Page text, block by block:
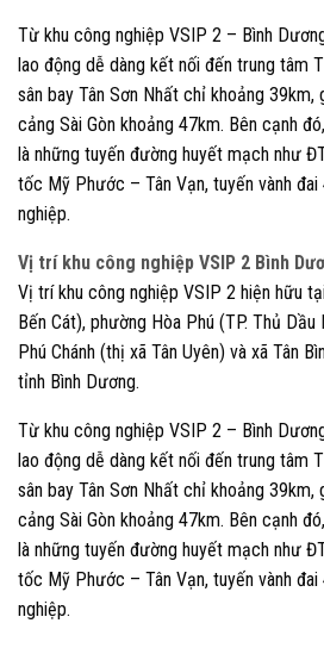
Từ khu công nghiệp VSIP 2 – Bình
lao động dễ dàng kết nối đến trung tâm
sân bay Tân Sơn Nhất chỉ khoảng 39km,
cảng Sài Gòn khoảng 47km. Bên cạnh
là những tuyến đường huyết mạch như
tốc Mỹ Phước – Tân Vạn, tuyến vành
nghiệp.
Vị trí khu công nghiệp VSIP 2 Bình
Vị trí khu công nghiệp VSIP 2 hiện hữu
Bến Cát), phường Hòa Phú (TP. Thủ
Phú Chánh (thị xã Tân Uyên) và xã Tân
tỉnh Bình Dương.
Từ khu công nghiệp VSIP 2 – Bình
lao động dễ dàng kết nối đến trung tâm
sân bay Tân Sơn Nhất chỉ khoảng 39km,
cảng Sài Gòn khoảng 47km. Bên cạnh
là những tuyến đường huyết mạch như
tốc Mỹ Phước – Tân Vạn, tuyến vành
nghiệp.